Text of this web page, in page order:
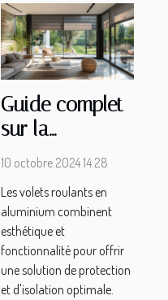
Guide complet
sur la
maintenance
roulants en
aluminium
10 octobre 2024 14:28
Les volets roulants en
aluminium combinent
esthétique et
fonctionnalité pour offrir
une solution de protection
et d'isolation optimale.